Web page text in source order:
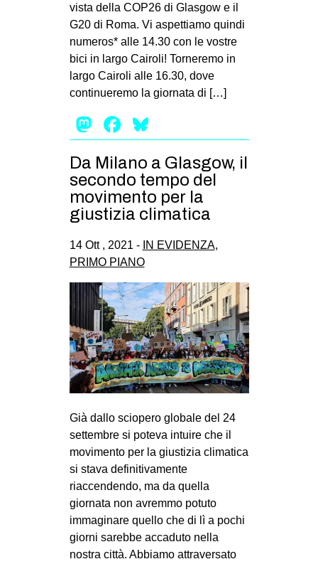
vista della COP26 di Glasgow e il
G20 di Roma. Vi aspettiamo quindi
numeros* alle 14.30 con le vostre
bici in largo Cairoli! Torneremo in
largo Cairoli alle 16.30, dove
continueremo la giornata di […]
Mastodon
Facebook
Da Milano a Glasgow, il
secondo tempo del
movimento per la
giustizia climatica
14 Ott , 2021 - IN EVIDENZA,
PRIMO PIANO
Già dallo sciopero globale del 24
settembre si poteva intuire che il
movimento per la giustizia climatica
si stava definitivamente
riaccendendo, ma da quella
giornata non avremmo potuto
immaginare quello che di lì a pochi
giorni sarebbe accaduto nella
nostra città. Abbiamo attraversato